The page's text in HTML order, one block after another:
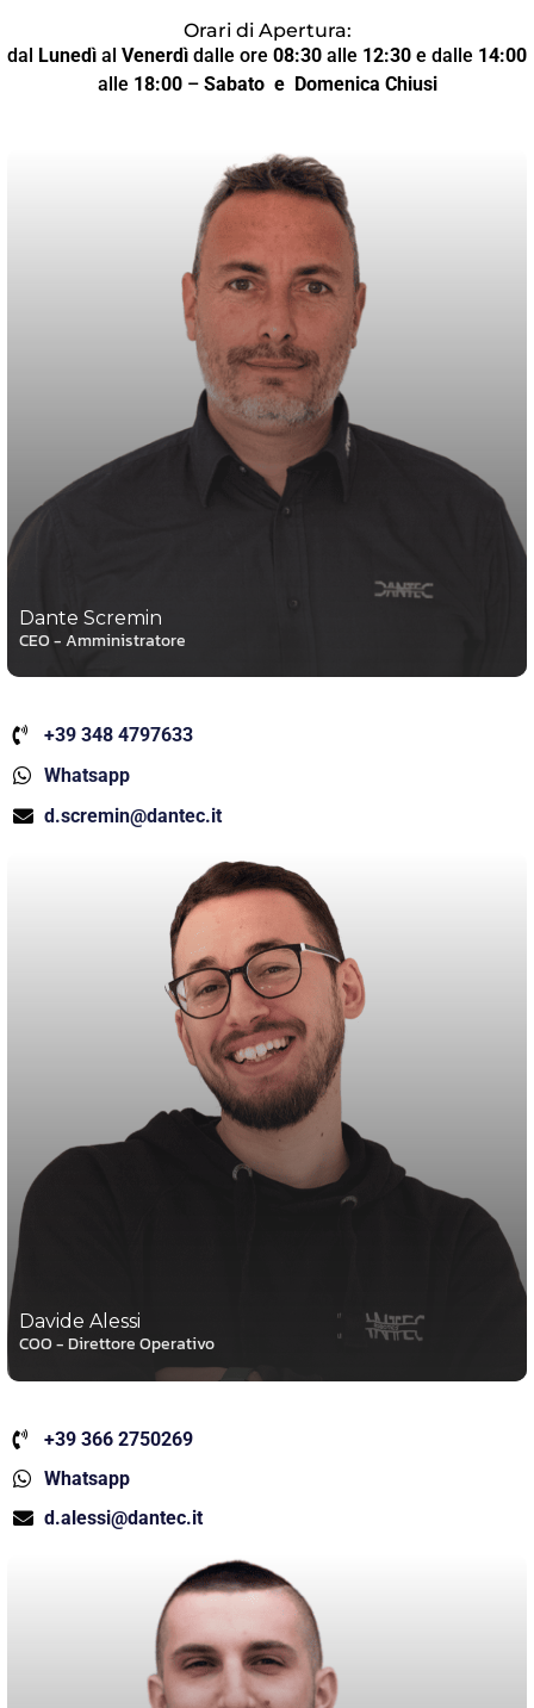
Orari di Apertura:
dal Lunedì al Venerdì dalle ore 08:30 alle 12:30 e dalle 14:00
alle 18:00– Sabato e Domenica Chiusi
Dante Scremin
CEO - Amministratore
+39 348 4797633
Whatsapp
d.scremin@dantec.it
Davide Alessi
COO - Direttore Operativo
+39 366 2750269
Whatsapp
d.alessi@dantec.it